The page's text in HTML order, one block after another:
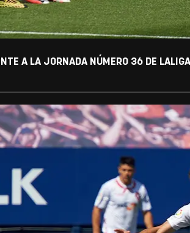
A LA JORNADA NÚMERO 36 DE